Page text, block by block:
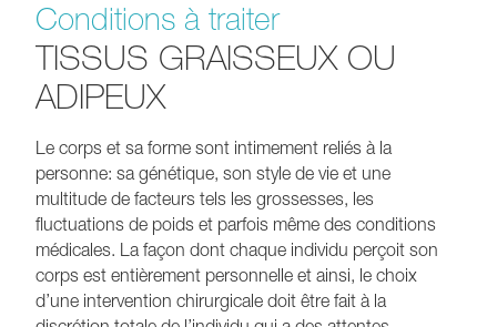
Conditions à traiter
TISSUS GRAISSEUX OU
ADIPEUX
Le corps et sa forme sont intimement reliés à la
personne: sa génétique, son style de vie et une
multitude de facteurs tels les grossesses, les
fluctuations de poids et parfois même des conditions
médicales. La façon dont chaque individu perçoit son
corps est entièrement personnelle et ainsi, le choix
d’une intervention chirurgicale doit être fait à la